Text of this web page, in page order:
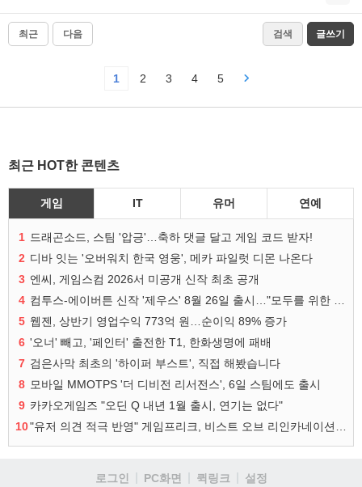
최근 다음 검색 글쓰기
1 2 3 4 5
최근 HOT한 콘텐츠
게임 IT 유머 연예
1 드래곤소드, 스팀 '압긍'…축하 댓글 달고 게임 코드 받자!
2 디바 잇는 '오버워치 한국 영웅', 메카 파일럿 디몬 나온다
3 엔씨, 게임스컴 2026서 미공개 신작 최초 공개
4
5 웹젠, 상반기 영업수익 773억 원…순이익 89% 증가
6 '오너' 빼고, '페인터' 출전한 T1, 한화생명에 패배
7 검은사막 최초의 '하이퍼 부스트', 직접 해봤습니다
8 모바일 MMOTPS '더 디비전 리서전스', 6일 스팀에도 출시
9 카카오게임즈 "오딘 Q 내년 1월 출시, 연기는 없다"
10
로그인 PC화면 퀵링크
설정